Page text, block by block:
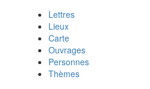
Lettres
Lieux
Carte
Ouvrages
Personnes
Thèmes